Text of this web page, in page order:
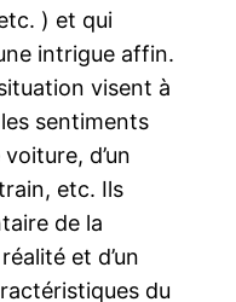
) et qui
intrigue affin.
visent à
sentiments
d’un
etc. Ils
de la
et d’un
du